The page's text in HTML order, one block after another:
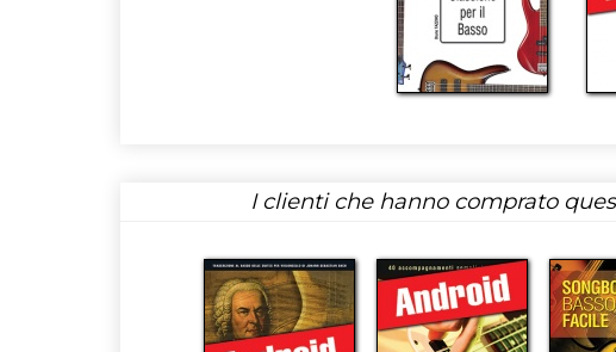
I clienti che hanno comprato